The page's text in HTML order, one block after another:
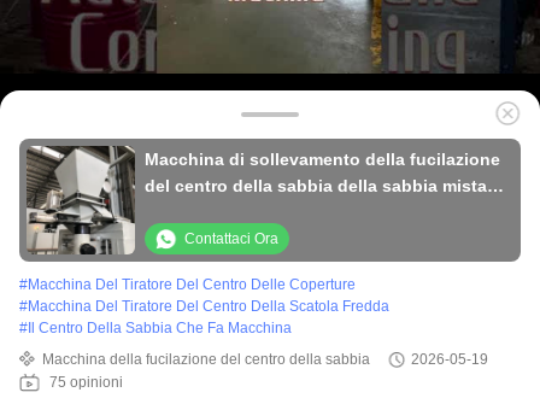
Macchina di sollevamento della fucilazione
del centro della sabbia della sabbia mista
Contattaci Ora
#Macchina Del Tiratore Del Centro Delle Coperture
#Macchina Del Tiratore Del Centro Della Scatola Fredda
# Il Centro Della Sabbia Che Fa Macchina
Macchina della fucilazione del centro della sabbia
2026-05-19
75 opinioni